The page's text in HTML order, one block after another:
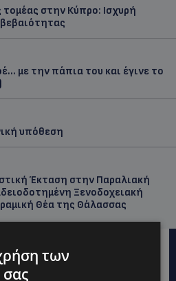
στην Κύπρο: Ισχυρή
με την πάπια του και έγινε το
υπόθεση
Έκταση στην Παραλιακή
Ξενοδοχειακή
Θέα της Θάλασσας
των